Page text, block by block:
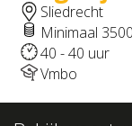
Sliedrecht
Minimaal
40 - 40 uur
Vmbo